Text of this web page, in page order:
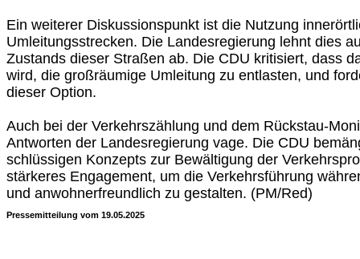
Ein weiterer Diskussionspunkt ist die Nutzung
Umleitungsstrecken. Die Landesregierung lehnt dies
Zustands dieser Straßen ab. Die CDU kritisiert, dass
wird, die großräumige Umleitung zu entlasten, und
dieser Option.
Auch bei der Verkehrszählung und dem Rückstau-
Antworten der Landesregierung vage. Die CDU
schlüssigen Konzepts zur Bewältigung der
stärkeres Engagement, um die Verkehrsführung
und anwohnerfreundlich zu gestalten. (PM/Red)
Pressemitteilung vom 19.05.2025